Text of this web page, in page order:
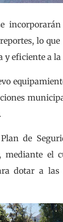
lo
eficiente a
de
mediante el
dotar a las